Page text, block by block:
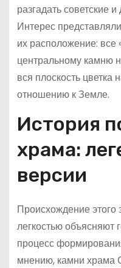
разгадать советские
Интерес
их расположение: все
центральному камню
вся плоскость цветка
отношению к Земле.
История
храма:
версии
Происхождение этого
легкостью объясняют
процесс
мнению, камни храма